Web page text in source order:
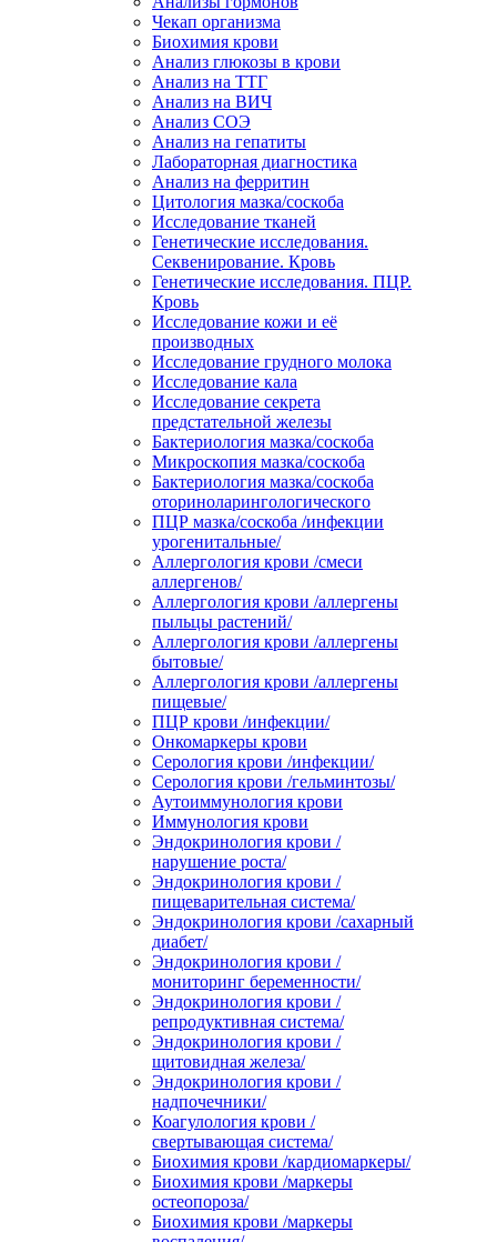
Чекап организма
Биохимия крови
Анализ глюкозы в крови
Анализ на ТТГ
Анализ на ВИЧ
Анализ СОЭ
Анализ на гепатиты
Лабораторная диагностика
Анализ на ферритин
Цитология мазка/соскоба
Исследование тканей
Генетические исследования.
Секвенирование. Кровь
Генетические исследования. ПЦР.
Кровь
Исследование кожи и её
производных
Исследование грудного молока
Исследование кала
Исследование секрета
предстательной железы
Бактериология мазка/соскоба
Микроскопия мазка/соскоба
Бактериология мазка/соскоба
оториноларингологического
ПЦР мазка/соскоба /инфекции
урогенитальные/
Аллергология крови /смеси
аллергенов/
Аллергология крови /аллергены
пыльцы растений/
Аллергология крови /аллергены
бытовые/
Аллергология крови /аллергены
пищевые/
ПЦР крови /инфекции/
Онкомаркеры крови
Серология крови /инфекции/
Серология крови /гельминтозы/
Аутоиммунология крови
Иммунология крови
Эндокринология крови /
нарушение роста/
Эндокринология крови /
пищеварительная система/
Эндокринология крови /сахарный
диабет/
Эндокринология крови /
мониторинг беременности/
Эндокринология крови /
репродуктивная система/
Эндокринология крови /
щитовидная железа/
Эндокринология крови /
надпочечники/
Коагулология крови /
свертывающая система/
Биохимия крови /кардиомаркеры/
Биохимия крови /маркеры
остеопороза/
Биохимия крови /маркеры